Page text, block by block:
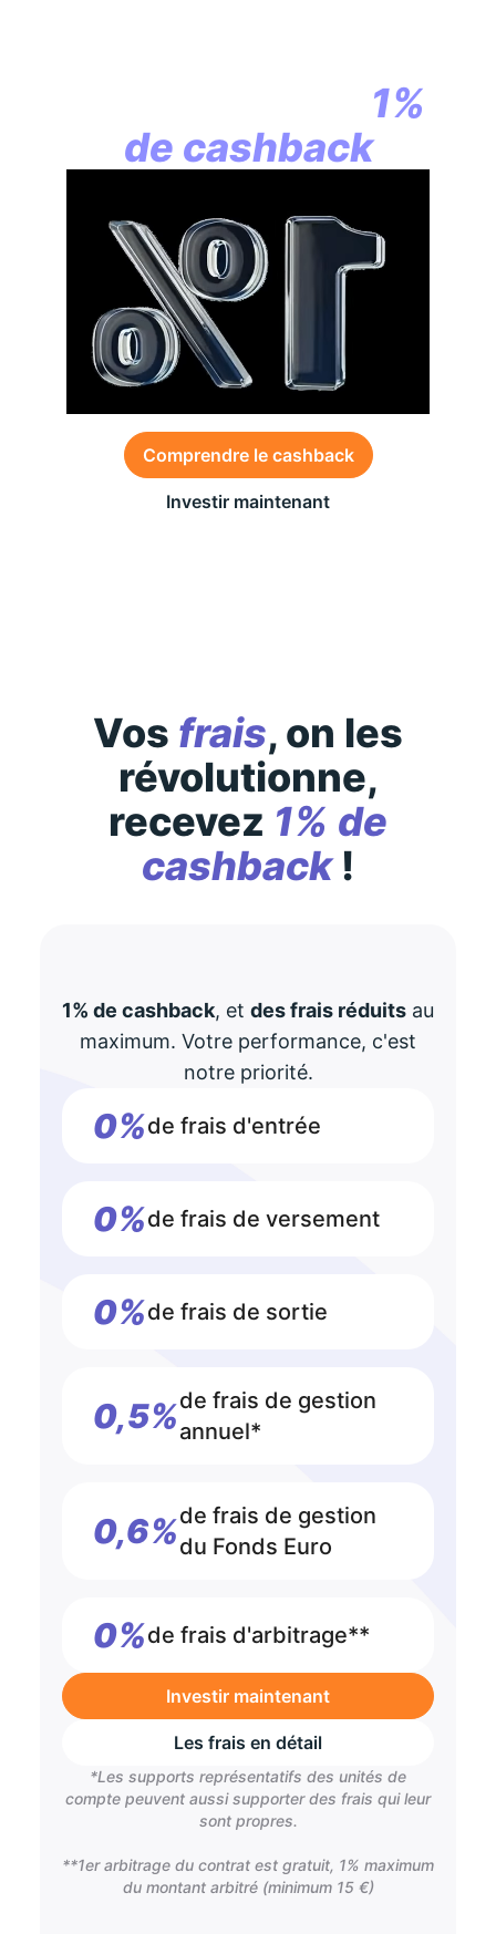
1%
de cashback
Comprendre le cashback
Investir maintenant
Vos frais, on les
révolutionne,
recevez 1% de
cashback!
1% de cashback, et des frais réduits au
maximum. Votre performance, c'est
notre priorité.
0%de frais d'entrée
0%de frais de versement
0%de frais de sortie
0,5%de frais de gestion
annuel*
0,6%de frais de gestion
du Fonds Euro
0%de frais d'arbitrage**
Investir maintenant
Les frais en détail
*Les supports représentatifs des unités de
compte peuvent aussi supporter des frais qui leur
sont propres.
**1er arbitrage du contrat est gratuit, 1% maximum
du montant arbitré (minimum 15 €)